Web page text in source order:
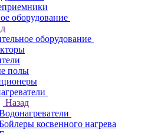
оборудование
оборудование
полы
Назад
косвенного нагрева